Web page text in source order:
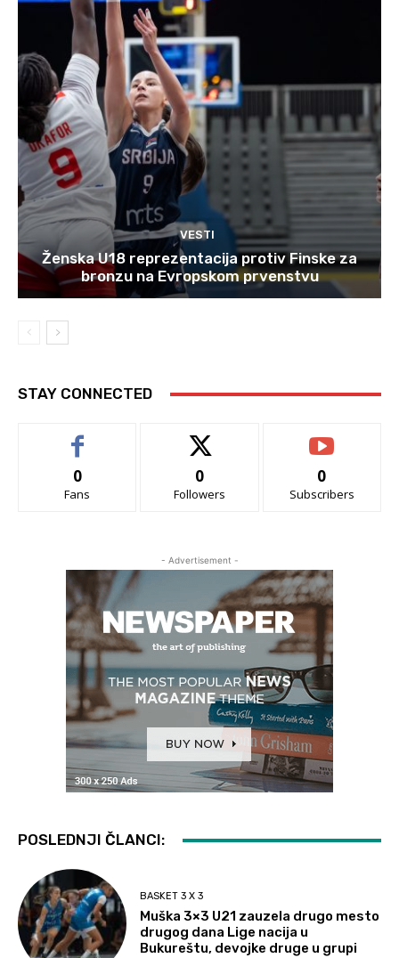
VESTI
Ženska U18 reprezentacija protiv Finske za
bronzu na Evropskom prvenstvu
STAY CONNECTED
0
Fans
0
Followers
0
Subscribers
- Advertisement -
POSLEDNJI ČLANCI:
BASKET 3 X 3
Muška 3×3 U21 zauzela drugo mesto
drugog dana Lige nacija u
Bukureštu, devojke druge u grupi